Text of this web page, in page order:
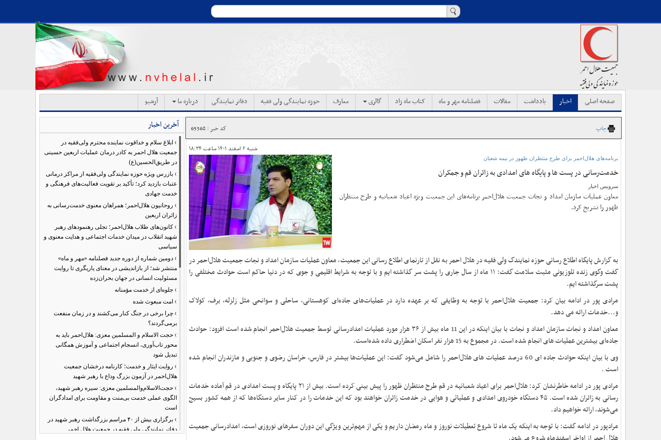
صفحه اصلی اخبار یادداشت مقالات فصلنامه مهر و ماه کتاب ماه زاد گالری معارف حوزه نمایندگی ولی فقیه دفاتر نمایندگی درباره ما آرشیو
چاپ کد خبر : 65368
برنامه‌های هلال‌احمر برای طرح منتظران ظهور در نیمه شعبان
خدمت‌رسانی در پست ها و پایگاه های امدادی به زائران قم و جمکران
سرویس اخبار
معاون عملیات سازمان امداد و نجات جمعیت هلال‌احمر برنامه‌های این جمعیت ویژه اعیاد شعبانیه و طرح منتظران
ظهور را تشریح کرد.
شنبه ۶ اسفند ۱۴۰۱ ساعت ۱۸:۳۴
به گزارش پایگاه اطلاع رسانی حوزه نمایندگ ولی فقیه در هلال احمر به نقل از تارنمای اطلاع رسانی این جمعیت، معاون عملیات سازمان امداد و نجات جمعیت هلال‌احمر در
گفت وگوی زنده تلوزیونی مثبت سلامت گفت: ۱۱ ماه از سال جاری را پشت سر گذاشته ایم و با توجه به شرایط اقلیمی و جوی که در دنیا حاکم است حوادث مختلفی را
پشت سرگذاشته ایم.
مرادی پور در ادامه بیان کرد: جمعیت هلال‌احمر با توجه به وظایفی که بر عهده دارد در عملیات‌های جاده‌ای کوهستانی، ساحلی و سوانحی مثل زلزله، برف، کولاک
و...خدمات ارائه می دهد.
معاون امداد و نجات سازمان امداد و نجات با بیان اینکه در این 11 ماه بیش از ۳۶ هزار مورد عملیات امدادرسانی توسط جمعیت هلال‌احمر انجام شده است افزود: حوادث
جاده‌ای بیشترین عملیات های انجام شده است. در مجموع به 15 هزار نفر اسکان اضطراری داده شده‌است
.
وی با بیان اینکه حوادث جاده ای 60 درصد عملیات های هلال‌احمر را شامل می‌شود گفت: این عملیات‌ها بیشتر در فارس، خراسان رضوی و جنوبی و مازندران انجام شده
است.
مرادی پور در ادامه خاطرنشان کرد: هلال‌احمر برای اعیاد شعبانیه در قم طرح منتظران ظهور را پیش بینی کرده است. بیش از ۲۱ پایگاه و پست امدادی در قم آماده خدمات
رسانی به زائران شده است. ۴۵ دستگاه خودروی امدادی و عملیاتی و هوایی در خدمت زائران خواهند بود که این خدمات را در کنار سایر دستگاه‌ها که از همه کشور بسیج
می‌شوند، ارائه خواهیم داد.
مرادپور در ادامه گفت: با توجه به اینکه یک ماه تا شروع تعطیلات نوروز و ماه رمضان داریم و یکی از مهم‌ترین ویژگی این دوران سفرهای نوروزی است، امدادرسانی جمعیت
آخرین اخبار
› ابلاغ سلام و خداقوت نماینده محترم ولی‌فقیه در
جمعیت هلال احمر به کادر درمان عملیات اربعین حسینی
در طریق‌الحسین(ع)
› بازرس ویژه حوزه نمایندگی ولی‌فقیه از مراکز درمانی
عتبات بازدید کرد؛ تأکید بر تقویت فعالیت‌های فرهنگی و
خدمت جهادی
› روحانیون هلال‌احمر؛ همراهان معنوی خدمت‌رسانی به
زائران اربعین
› کانون‌های طلاب هلال‌احمر؛ تجلی رهنمودهای رهبر
شهید انقلاب در میدان خدمات اجتماعی و هدایت معنوی و
سیاسی
› دومین شماره از دوره جدید فصلنامه «مهر و ماه»
منتشر شد؛ از بازاندیشی در معنای یاریگری تا روایت
مسئولیت انسانی در جهان بحران‌زده
› جلوه‌ای از خدمت مؤمنانه
› امت مبعوث شده
› چرا برخی در جنگ کنار می‌کشند و در زمان منفعت
برمی‌گردند؟
› حجت الاسلام و المسلمین معزی: هلال‌احمر باید به
محور تاب‌آوری، انسجام اجتماعی و آموزش همگانی
تبدیل شود
› روایت ایثار و خدمت؛ کارنامه درخشان جمعیت
هلال‌احمر در آزمون بزرگ وداع با رهبر شهید
› حجت‌الاسلام‌والمسلمین معزی: سیره رهبر شهید،
الگوی عملی خدمت بی‌منت و مقاومت برای امدادگران
است
›
برگزاری بیش از ۴۰ مراسم بزرگداشت رهبر شهید در
دفاتر نمایندگی ولی فقیه در جمعیت هلال احمر